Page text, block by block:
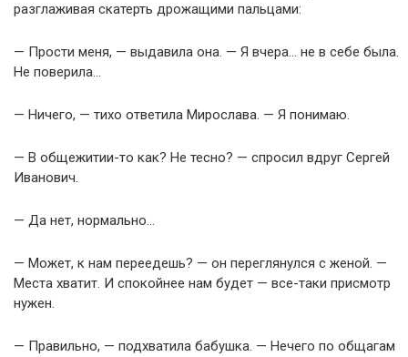
разглаживая скатерть дрожащими пальцами:
— Прости меня, — выдавила она. — Я вчера… не в себе была.
Не поверила…
— Ничего, — тихо ответила Мирослава. — Я понимаю.
— В общежитии-то как? Не тесно? — спросил вдруг Сергей
Иванович.
— Да нет, нормально…
— Может, к нам переедешь? — он переглянулся с женой. —
Места хватит. И спокойнее нам будет — все-таки присмотр
нужен.
— Правильно, — подхватила бабушка. — Нечего по общагам